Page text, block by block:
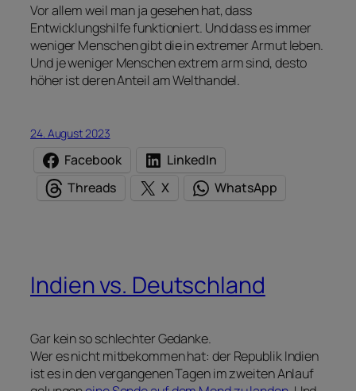
Vor allem weil man ja gesehen hat, dass
Entwicklungshilfe funktioniert. Und dass es immer
weniger Menschen gibt die in extremer Armut leben.
Und je weniger Menschen extrem arm sind, desto
höher ist deren Anteil am Welthandel.
24. August 2023
Facebook
LinkedIn
Threads
X WhatsApp
Indien vs. Deutschland
Gar kein so schlechter Gedanke.
Wer es nicht mitbekommen hat: der Republik Indien
ist es in den vergangenen Tagen im zweiten Anlauf